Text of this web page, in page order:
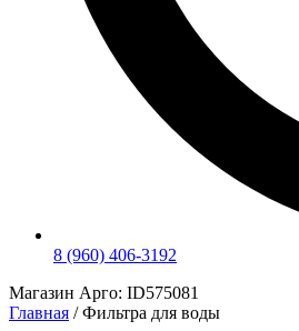
8 (960) 406-3192
Магазин Арго: ID575081
Главная / Фильтра для воды